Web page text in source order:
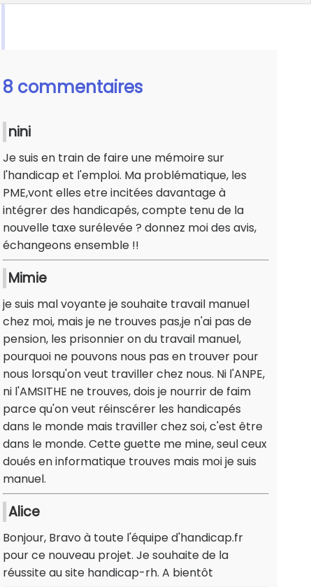
8 commentaires
nini
Je suis en train de faire une mémoire sur
l'handicap et l'emploi. Ma problématique, les
PME,vont elles etre incitées davantage à
intégrer des handicapés, compte tenu de la
nouvelle taxe surélevée ? donnez moi des avis,
échangeons ensemble !!
Mimie
je suis mal voyante je souhaite travail manuel
chez moi, mais je ne trouves pas,je n'ai pas de
pension, les prisonnier on du travail manuel,
pourquoi ne pouvons nous pas en trouver pour
nous lorsqu'on veut traviller chez nous. Ni l'ANPE,
ni l'AMSITHE ne trouves, dois je nourrir de faim
parce qu'on veut réinscérer les handicapés
dans le monde mais traviller chez soi, c'est être
dans le monde. Cette guette me mine, seul ceux
doués en informatique trouves mais moi je suis
manuel.
Alice
Bonjour, Bravo à toute l'équipe d'handicap.fr
pour ce nouveau projet. Je souhaite de la
réussite au site handicap-rh. A bientôt